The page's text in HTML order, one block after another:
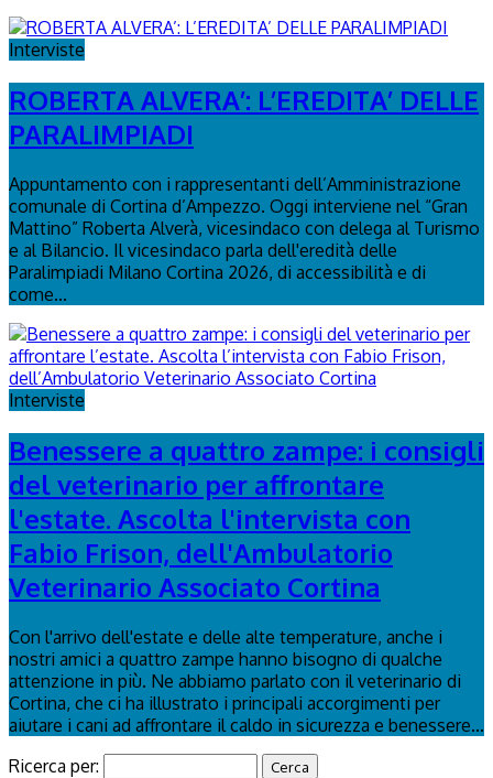
Interviste
ROBERTA ALVERA’: L’EREDITA’ DELLE
PARALIMPIADI
Appuntamento con i rappresentanti dell’Amministrazione
comunale di Cortina d’Ampezzo. Oggi interviene nel “Gran
Mattino” Roberta Alverà, vicesindaco con delega al Turismo
e al Bilancio. Il vicesindaco parla dell'eredità delle
Paralimpiadi Milano Cortina 2026, di accessibilità e di
come...
Interviste
Benessere a quattro zampe: i consigli
del veterinario per affrontare
l'estate. Ascolta l'intervista con
Fabio Frison, dell'Ambulatorio
Veterinario Associato Cortina
Con l'arrivo dell'estate e delle alte temperature, anche i
nostri amici a quattro zampe hanno bisogno di qualche
attenzione in più. Ne abbiamo parlato con il veterinario di
Cortina, che ci ha illustrato i principali accorgimenti per
aiutare i cani ad affrontare il caldo in sicurezza e benessere...
Ricerca per: